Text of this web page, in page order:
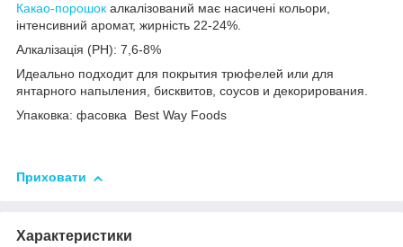
Какао-порошок алкалізований має насичені кольори,
інтенсивний аромат, жирність 22-24%.
Алкалізація (PH): 7,6-8%
Идеально подходит для покрытия трюфелей или для
янтарного напыления, бисквитов, соусов и декорирования.
Упаковка: фасовка Best Way Foods
Приховати
Характеристики